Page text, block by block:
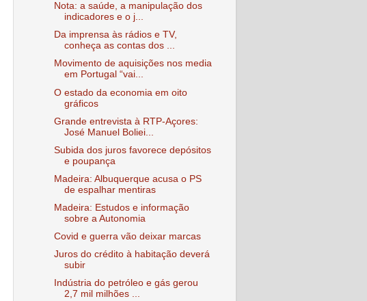
Nota: a saúde, a manipulação dos
indicadores e o j...
Da imprensa às rádios e TV,
conheça as contas dos ...
Movimento de aquisições nos media
em Portugal “vai...
O estado da economia em oito
gráficos
Grande entrevista à RTP-Açores:
José Manuel Boliei...
Subida dos juros favorece depósitos
e poupança
Madeira: Albuquerque acusa o PS
de espalhar mentiras
Madeira: Estudos e informação
sobre a Autonomia
Covid e guerra vão deixar marcas
Juros do crédito à habitação deverá
subir
Indústria do petróleo e gás gerou
2,7 mil milhões ...